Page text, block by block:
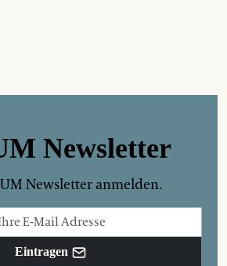
Newsletter
Newsletter anmelden.
Eintragen